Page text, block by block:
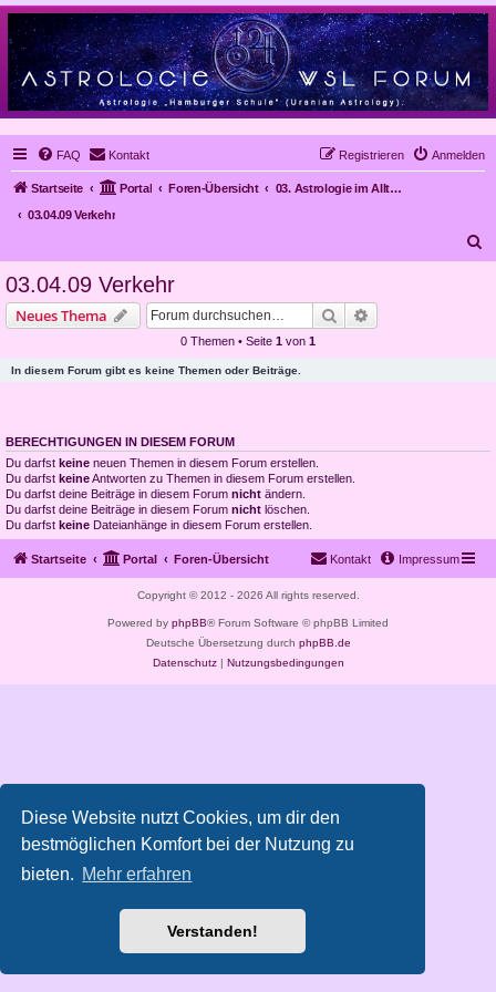
Diese Website nutzt Cookies, um dir den
bestmöglichen Komfort bei der Nutzung zu
bieten. Mehr erfahren
Verstanden!
FAQ Kontakt Anmelden
Registrieren
Startseite Portal Foren-Übersicht
03. Astrologie im Alltag, Mundanastrologie, Stundenastrologie, Objekt-Astrologie
03.04.09 Verkehr
03.04.09 Verkehr
Neues Thema Suche
0 Themen • Seite 1 von 1
In diesem Forum gibt es keine Themen oder Beiträge.
BERECHTIGUNGEN IN DIESEM FORUM
Du darfst keine neuen Themen in diesem Forum erstellen.
Du darfst keineAntworten zu Themen in diesem Forum erstellen.
Du darfst deine Beiträge in diesem Forum nicht ändern.
Du darfst deine Beiträge in diesem Forum nicht löschen.
Du darfst keine Dateianhänge in diesem Forum erstellen.
Startseite Portal Foren-Übersicht Impressum
Kontakt
Copyright © 2012 - 2026 All rights reserved.
Powered by phpBB® Forum Software © phpBB Limited
Deutsche Übersetzung durch phpBB.de
Datenschutz| Nutzungsbedingungen